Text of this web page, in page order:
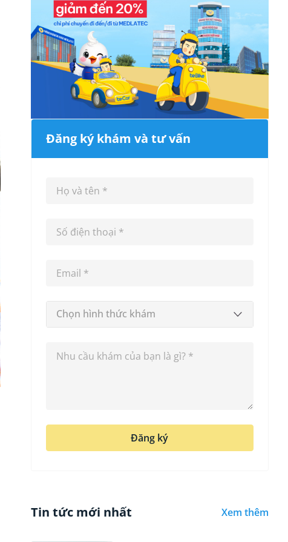
Đăng ký khám và tư vấn
Chọn hình thức khám
Đăng ký
Tin tức mới nhất Xem thêm